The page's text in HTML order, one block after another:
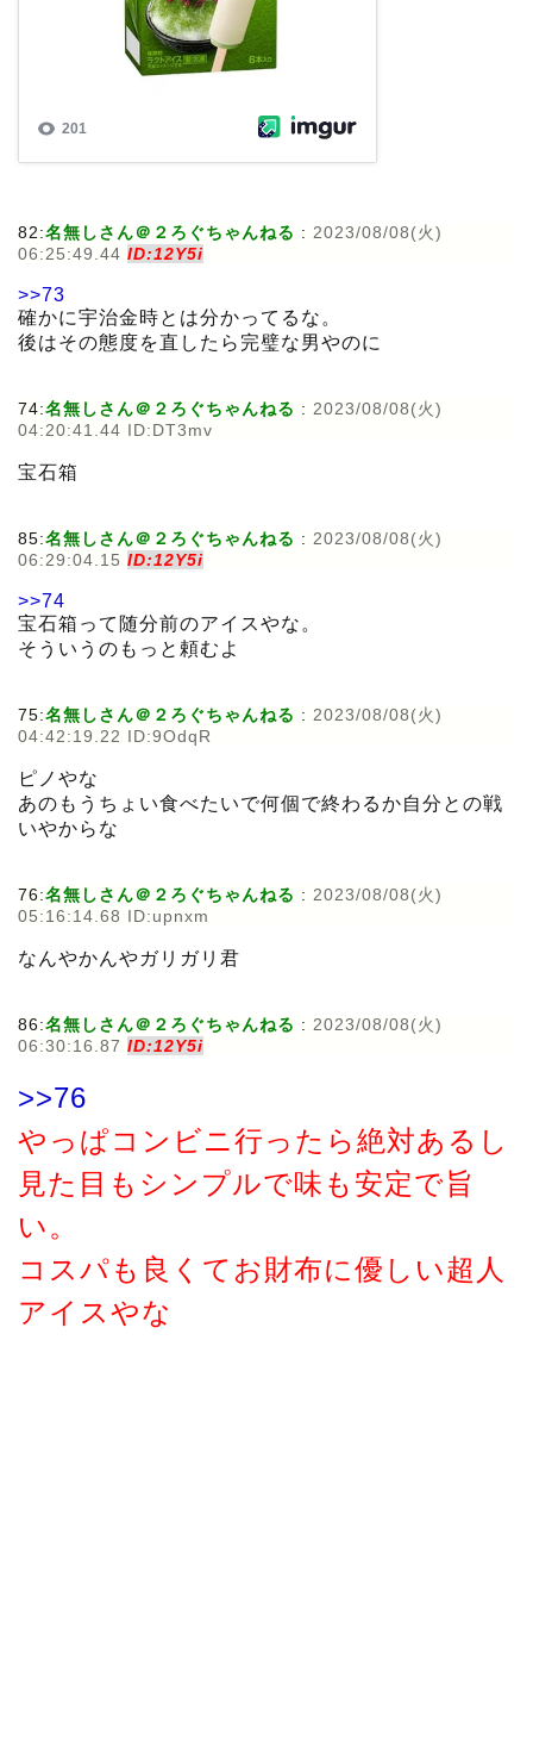
82:名無しさん＠２ろぐちゃんねる : 2023/08/08(火)
06:25:49.44 ID:12Y5i
>>73
確かに宇治金時とは分かってるな。
後はその態度を直したら完璧な男やのに
74:名無しさん＠２ろぐちゃんねる : 2023/08/08(火)
04:20:41.44 ID:DT3mv
宝石箱
85:名無しさん＠２ろぐちゃんねる : 2023/08/08(火)
06:29:04.15 ID:12Y5i
>>74
宝石箱って随分前のアイスやな。
そういうのもっと頼むよ
75:名無しさん＠２ろぐちゃんねる : 2023/08/08(火)
04:42:19.22 ID:9OdqR
ピノやな
あのもうちょい食べたいで何個で終わるか自分との戦
いやからな
76:名無しさん＠２ろぐちゃんねる : 2023/08/08(火)
05:16:14.68 ID:upnxm
なんやかんやガリガリ君
86:名無しさん＠２ろぐちゃんねる : 2023/08/08(火)
06:30:16.87 ID:12Y5i
>>76
やっぱコンビニ行ったら絶対あるし
見た目もシンプルで味も安定で旨
い。
コスパも良くてお財布に優しい超人
アイスやな